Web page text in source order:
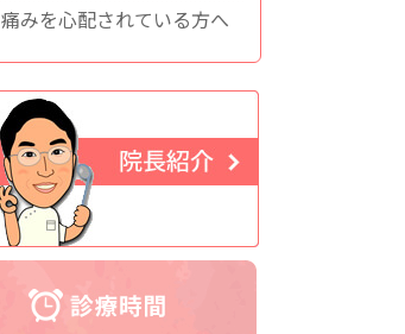
痛みを心配されている方へ